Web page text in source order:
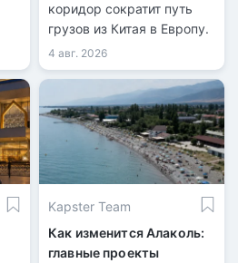
коридор сократит путь
грузов из Китая в Европу.
4 авг. 2026
Kapster Team
Как изменится Алаколь:
главные проекты